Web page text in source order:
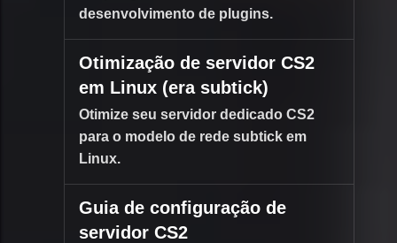
desenvolvimento de plugins.
Otimização de servidor CS2
em Linux (era subtick)
Otimize seu servidor dedicado CS2
para o modelo de rede subtick em
Linux.
Guia de configuração de
servidor CS2